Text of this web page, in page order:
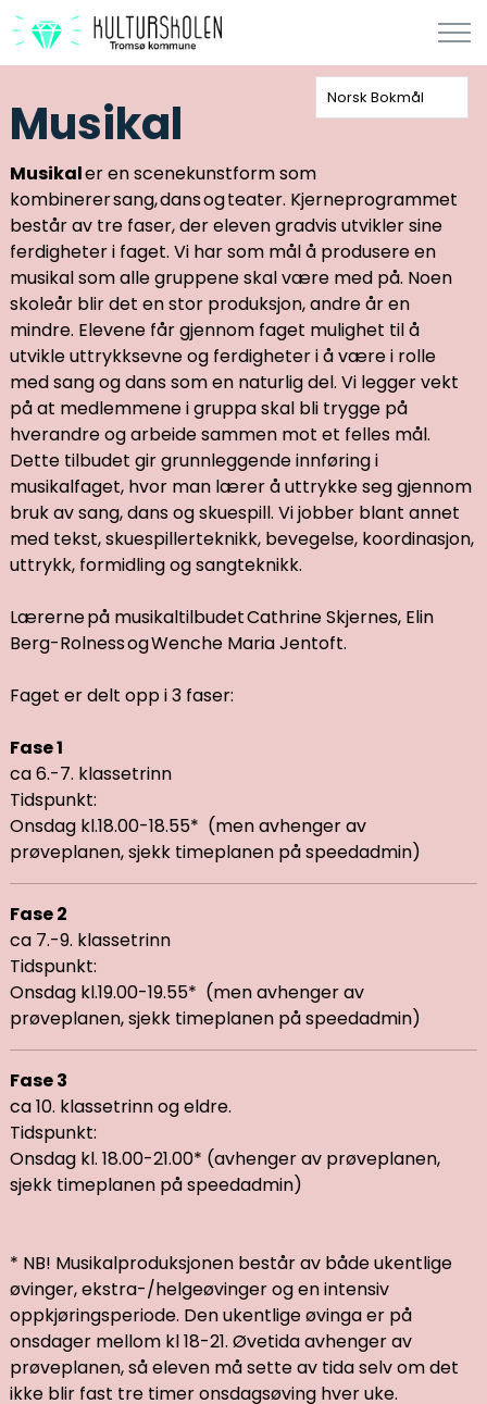
Musikal
Musikaler en scenekunstform som
kombinerersang,dansogteater. Kjerneprogrammet
består av tre faser, der eleven gradvis utvikler sine
ferdigheter i faget. Vi har som mål å produsere en
musikal som alle gruppene skal være med på. Noen
skoleår blir det en stor produksjon, andre år en
mindre. Elevene får gjennom faget mulighet til å
utvikle uttrykksevne og ferdigheter i å være i rolle
med sang og dans som en naturlig del. Vi legger vekt
på at medlemmene i gruppa skal bli trygge på
hverandre og arbeide sammen mot et felles mål.
Dette tilbudet gir grunnleggende innføring i
musikalfaget, hvor man lærer å uttrykke seg gjennom
bruk av sang, dans og skuespill. Vi jobber blant annet
med tekst, skuespillerteknikk, bevegelse, koordinasjon,
uttrykk, formidling og sangteknikk.
Lærerne på musikaltilbudet Cathrine Skjernes, Elin
Berg-Rolness og Wenche Maria Jentoft.
Faget er delt opp i 3 faser:
Fase 1
ca 6.-7. klassetrinn
Tidspunkt:
Onsdag kl.18.00-18.55* (men avhenger av
prøveplanen, sjekk timeplanen på speedadmin)
Fase 2
ca 7.-9. klassetrinn
Tidspunkt:
Onsdag kl.19.00-19.55* (men avhenger av
prøveplanen, sjekk timeplanen på speedadmin)
Fase 3
ca 10. klassetrinn og eldre.
Tidspunkt:
Onsdag kl. 18.00-21.00* (avhenger av prøveplanen,
sjekk timeplanen på speedadmin)
* NB! Musikalproduksjonen består av både ukentlige
øvinger, ekstra-/helgeøvinger og en intensiv
oppkjøringsperiode. Den ukentlige øvinga er på
onsdager mellom kl 18-21. Øvetida avhenger av
prøveplanen, så eleven må sette av tida selv om det
ikke blir fast tre timer onsdagsøving hver uke.
Norsk Bokmål